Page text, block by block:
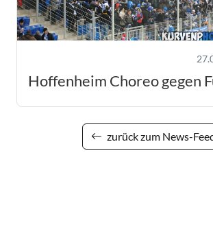
Hoffenheim Choreo gegen
zurück zum News-